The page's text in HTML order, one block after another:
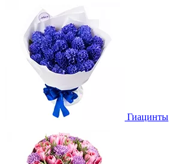
Гиацинты